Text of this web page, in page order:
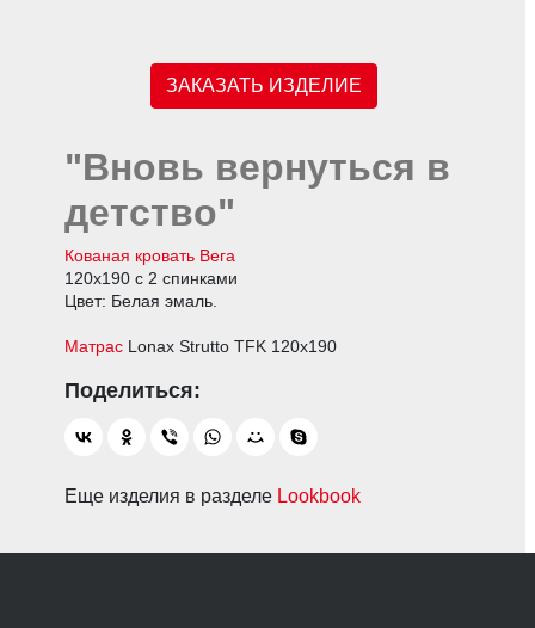
ЗАКАЗАТЬ ИЗДЕЛИЕ
"Вновь вернуться в
детство"
Кованая кроватьВега
120х190 с 2 спинками
Цвет: Белая эмаль.
МатрасLonax Strutto TFK 120х190
Еще изделия в разделе Lookbook